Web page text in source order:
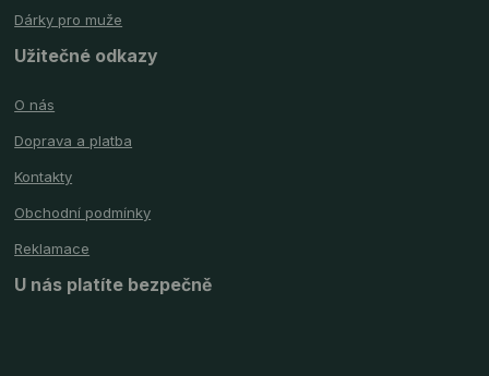
Dárky pro muže
Užitečné odkazy
O nás
Doprava a platba
Kontakty
Obchodní podmínky
Reklamace
U nás platíte bezpečně